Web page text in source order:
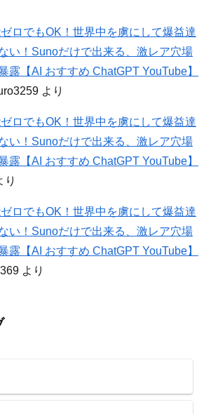
ゼロでもOK！世界中を虜にして爆益達
い！Sunoだけで出来る、激レア穴場
露【AI おすすめ ChatGPT YouTube】
より
ゼロでもOK！世界中を虜にして爆益達
い！Sunoだけで出来る、激レア穴場
露【AI おすすめ ChatGPT YouTube】
り
ゼロでもOK！世界中を虜にして爆益達
い！Sunoだけで出来る、激レア穴場
露【AI おすすめ ChatGPT YouTube】
より